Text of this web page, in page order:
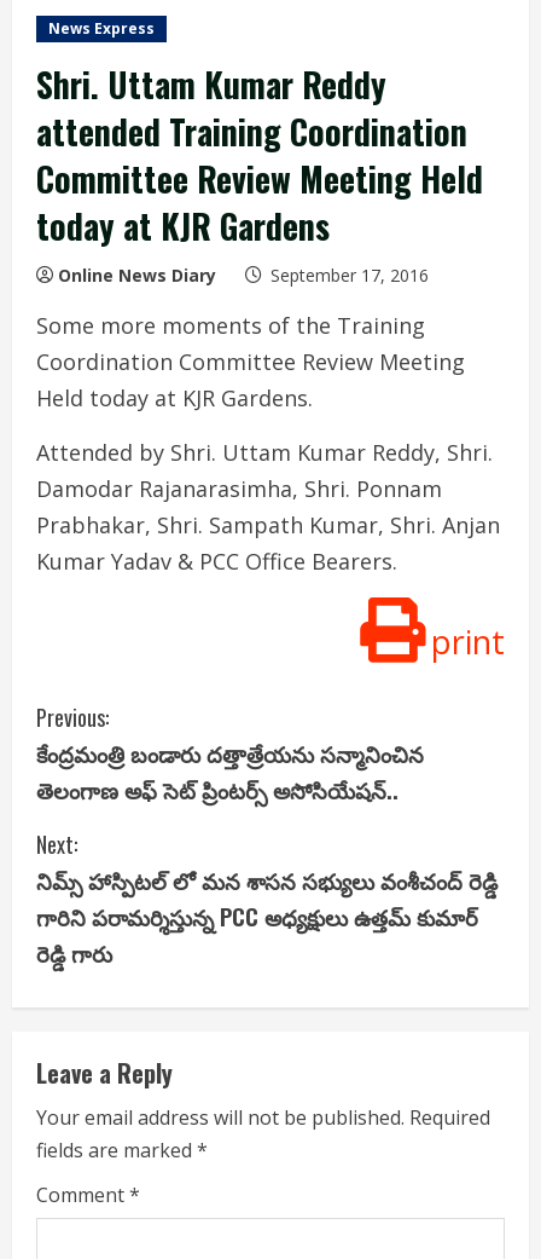
News Express
Shri. Uttam Kumar Reddy
attended Training Coordination
Committee Review Meeting Held
today at KJR Gardens
Online News Diary September 17, 2016
Some more moments of the Training
Coordination Committee Review Meeting
Held today at KJR Gardens.
Attended by Shri. Uttam Kumar Reddy, Shri.
Damodar Rajanarasimha, Shri. Ponnam
Prabhakar, Shri. Sampath Kumar, Shri. Anjan
Kumar Yadav & PCC Office Bearers.
print
C
o
n
t
i
n
u
e
R
e
a
Previous:
కేంద్రమంత్రి బండారు దత్తాత్రేయను సన్మానించిన
తెలంగాణ అఫ్ సెట్ ప్రింటర్స్ అసోసియేషన్..
Next:
నిమ్స్ హాస్పిటల్ లో మన శాసన సభ్యులు వంశీచంద్ రెడ్డి
గారిని పరామర్శిస్తున్న PCC అధ్యక్షులు ఉత్తమ్ కుమార్
రెడ్డి గారు
Leave a Reply
Your email address will not be published. Required
fields are marked *
Comment*